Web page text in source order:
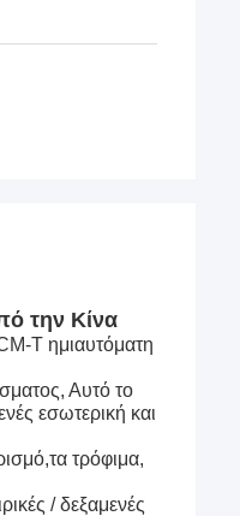
την Κίνα
T ημιαυτόματη
Αυτό το
εσωτερική και
τρόφιμα,
/ δεξαμενές